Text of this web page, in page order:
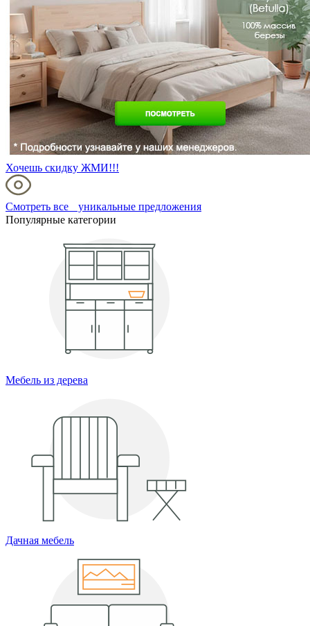
Хочешь скидку ЖМИ!!!
Смотреть все уникальные предложения
Популярные категории
Мебель из дерева
Дачная мебель